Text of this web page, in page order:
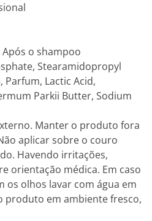
o shampoo
Stearamidopropyl
Lactic Acid,
Parkii Butter, Sodium
Manter o produto fora
aplicar sobre o couro
Havendo irritações,
orientação médica. Em caso
os olhos lavar com água em
produto em ambiente fresco,